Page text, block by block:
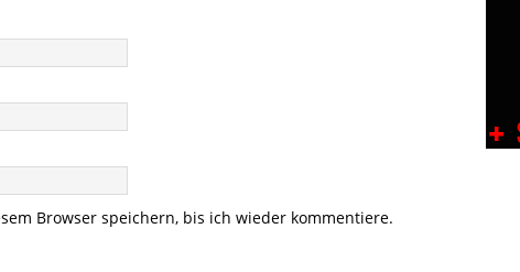
Browser speichern, bis ich wieder kommentiere.